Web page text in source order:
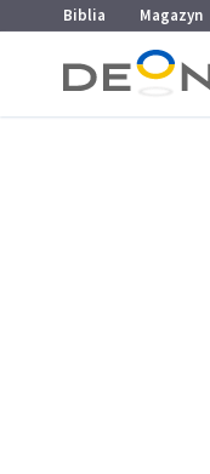
Przejdź do menu głównego
Przejdź do treści
Biblia Magazyn